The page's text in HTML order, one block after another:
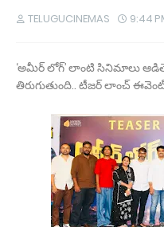
TELUGUCINEMAS 9:44
‘అమీర్ లోగ్’ లాంటి సినిమాలు
తిరుగుతుంది.. టీజర్ లాంచ్